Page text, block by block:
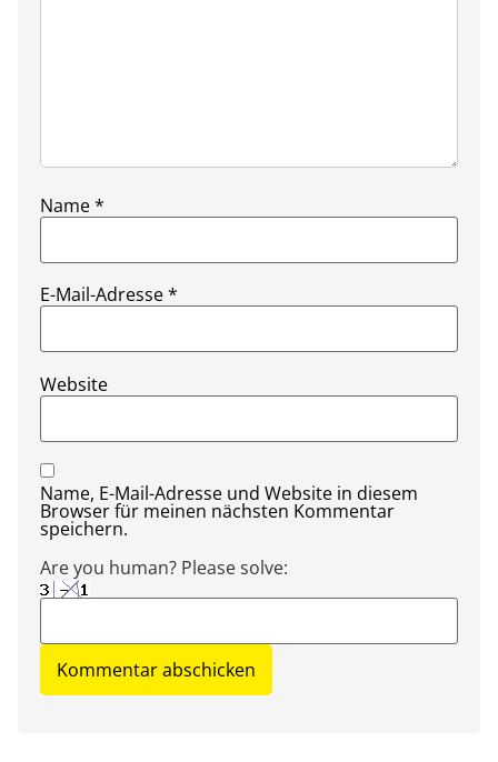
Name*
E-Mail-Adresse*
Website
Name, E-Mail-Adresse und Website in diesem
Browser für meinen nächsten Kommentar
speichern.
Are you human? Please solve: